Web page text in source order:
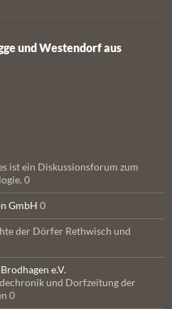
und Westendorf aus
ist ein Diskussionsforum zum
0
GmbH 0
der Dörfer Rethwisch und
e.V.
und Dorfzeitung der
0